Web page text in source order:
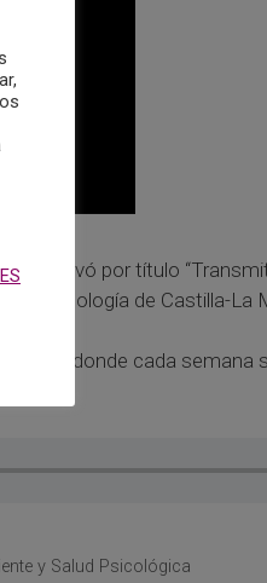
que llevó por título
Psicología de Castilla-La
donde cada
y Salud Psicológica